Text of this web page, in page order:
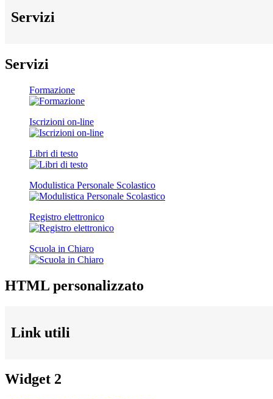
Servizi
Servizi
Formazione
Iscrizioni on-line
Libri di testo
Modulistica Personale Scolastico
Registro elettronico
Scuola in Chiaro
HTML personalizzato
Link utili
Widget 2